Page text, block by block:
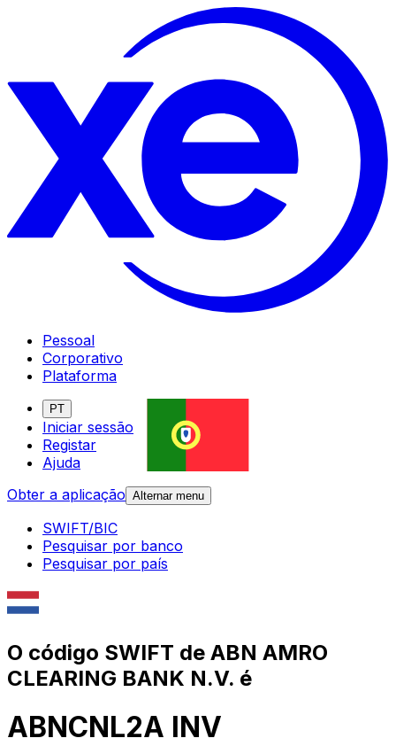
Pessoal
Corporativo
Plataforma
PT
Iniciar sessão
Registar
Ajuda
Obter a aplicação Alternar menu
SWIFT/BIC
Pesquisar por banco
Pesquisar por país
O código SWIFT de ABN AMRO
CLEARING BANK N.V. é
ABNCNL2A INV